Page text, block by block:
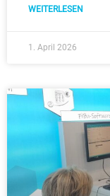
WEITERLESEN
1. April 2026